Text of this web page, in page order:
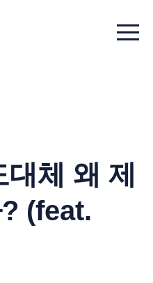
Menu
대체 왜 제
(feat.